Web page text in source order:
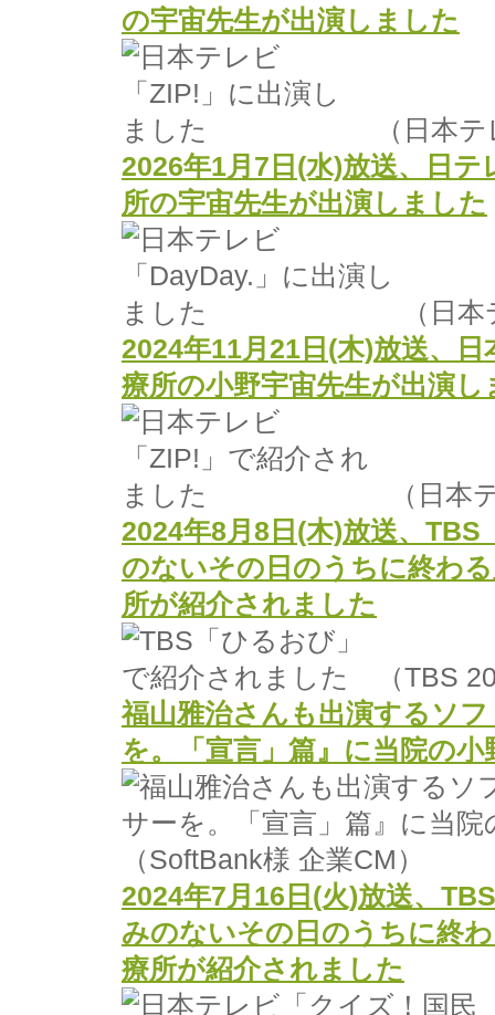
の宇宙先生が出演しました
（日本
2026年1月7日(水)放送、日
所の宇宙先生が出演しました
（日
2024年11月21日(木)放送、
療所の小野宇宙先生が出演し
（日本
2024年8月8日(木)放送、
のないその日のうちに終わ
所が紹介されました
（TBS
福山雅治さんも出演するソ
を。「宣言」篇』に当院の
（SoftBank様 企業CM）
2024年7月16日(火)放送、
みのないその日のうちに終
療所が紹介されました